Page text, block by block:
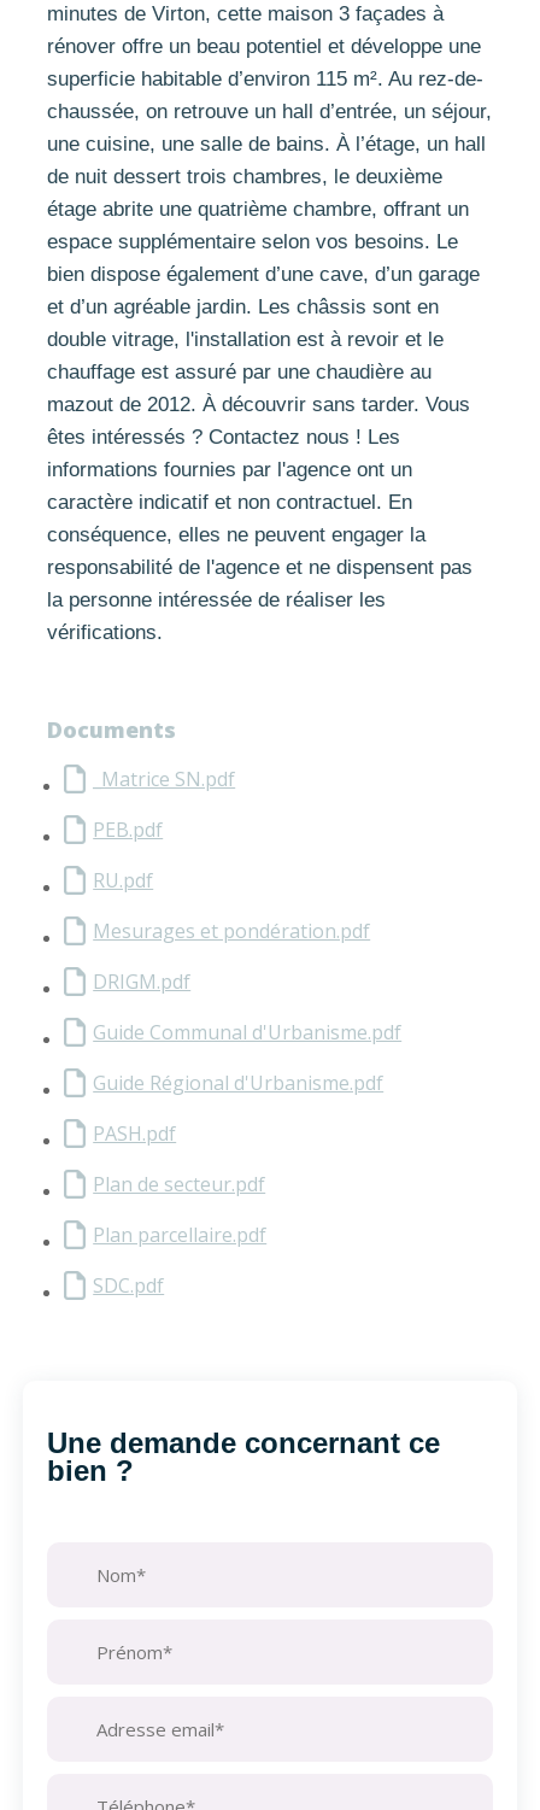
minutes de Virton, cette maison 3 façades à
rénover offre un beau potentiel et développe une
superficie habitable d’environ 115 m². Au rez-de-
chaussée, on retrouve un hall d’entrée, un séjour,
une cuisine, une salle de bains. À l’étage, un hall
de nuit dessert trois chambres, le deuxième
étage abrite une quatrième chambre, offrant un
espace supplémentaire selon vos besoins. Le
bien dispose également d’une cave, d’un garage
et d’un agréable jardin. Les châssis sont en
double vitrage, l'installation est à revoir et le
chauffage est assuré par une chaudière au
mazout de 2012. À découvrir sans tarder. Vous
êtes intéressés ? Contactez nous ! Les
informations fournies par l'agence ont un
caractère indicatif et non contractuel. En
conséquence, elles ne peuvent engager la
responsabilité de l'agence et ne dispensent pas
la personne intéressée de réaliser les
vérifications.
Documents
_Matrice SN.pdf
PEB.pdf
RU.pdf
Mesurages et pondération.pdf
DRIGM.pdf
Guide Communal d'Urbanisme.pdf
Guide Régional d'Urbanisme.pdf
PASH.pdf
Plan de secteur.pdf
Plan parcellaire.pdf
SDC.pdf
Une demande concernant ce
bien ?